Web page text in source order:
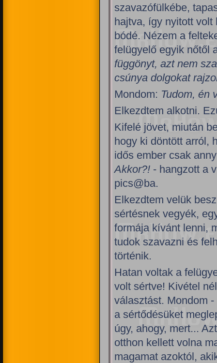
szavazófülkébe,
hajtva, így nyitott volt
bódé. Nézem a
felügyelő egyik nőtől
függönyt, azt nem
csúnya dolgokat
Mondom: Tudom, én
Elkezdtem alkotni.
Kifelé jövet, miután
hogy ki döntött arról,
idős ember csak
Akkor?! - hangzott a
pics@ba.
Elkezdtem velük
sértésnek vegyék,
formája kívánt lenni,
tudok szavazni és
történik.
Hatan voltak a
volt sértve! Kivétel
választást. Mondom
a sértődésüket
úgy, ahogy, mert...
otthon kellett volna
magamat azoktól,